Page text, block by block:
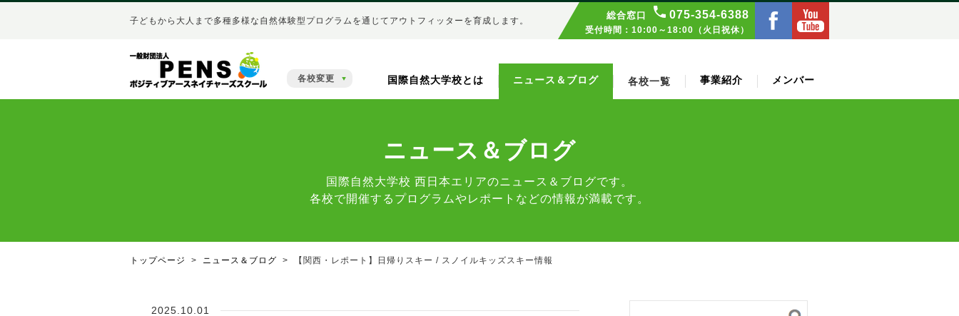
子どもから大人まで多種多様な自然体験型プログラムを通じてアウトフィッターを育成します。 総合窓口 075‑354‑6388
受付時間：10:00～18:00（火日祝休）
各校変更 国際自然大学校とは ニュース＆ブログ 各校一覧 事業紹介 メンバー
ニュース＆ブログ
国際自然大学校 西日本エリアのニュース＆ブログです。
各校で開催するプログラムやレポートなどの情報が満載です。
トップページ ニュース＆ブログ 【関西・レポート】日帰りスキー / スノイルキッズスキー情報
2025.10.01